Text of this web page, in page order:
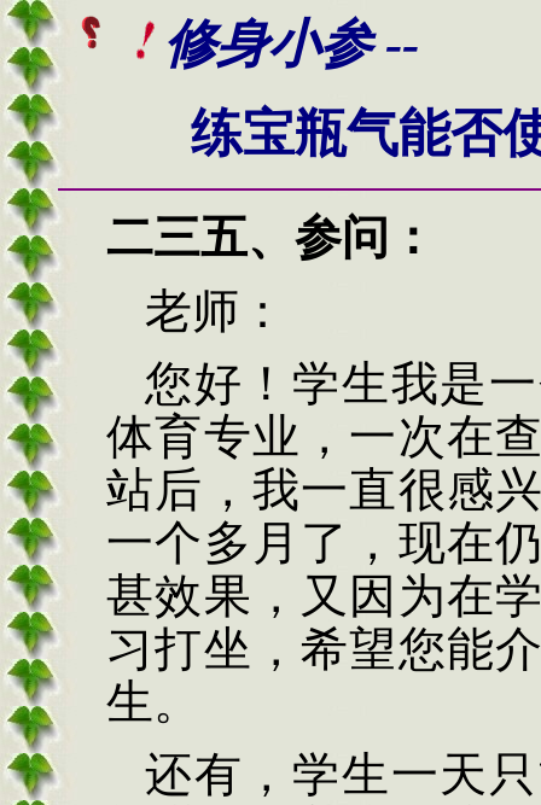
修身小参 --
练宝瓶气能否使
二三五、 参问：
老师：
您好！学生我是
体育专业，一次在
站后，我一直很感
一个多月了，现在
甚效果，又因为在
习打坐，希望您能
生。
还有，学生一天